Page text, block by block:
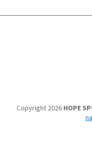
Copyright 2026 HOPE